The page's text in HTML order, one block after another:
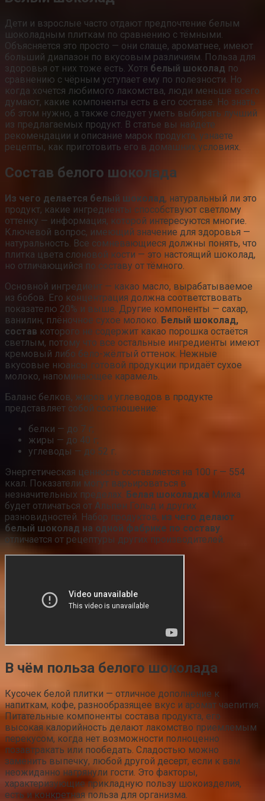
Дети и взрослые часто отдают предпочтение белым
шоколадным плиткам по сравнению с тёмными.
Объясняется это просто — они слаще, ароматнее, имеют
больший диапазон по вкусовым различиям. Польза для
здоровья от них тоже есть. Хотя белый шоколад по
сравнению с чёрным уступает ему по полезности. Но
когда хочется любимого лакомства, люди меньше всего
думают, какие компоненты есть в его составе. Но знать
об этом нужно, а также следует уметь выбирать лучший
из предлагаемых продукт. В статье вы найдёте
рекомендации и описание марок продукта, узнаете
рецепты, как приготовить его в домашних условиях.
Состав белого шоколада
Из чего делается белый шоколад, натуральный ли это
продукт, какие ингредиенты способствуют светлому
оттенку — информация, которой интересуются многие.
Ключевой вопрос, имеющий значение для здоровья —
натуральность. Все сомневающиеся должны понять, что
плитка цвета слоновой кости — это настоящий шоколад,
но отличающийся по составу от тёмного.
Основной ингредиент — какао масло, вырабатываемое
из бобов. Его концентрация должна соответствовать
показателю 20% и выше. Другие компоненты — сахар,
ванилин, плёночное сухое молоко. Белый шоколад,
состав которого не содержит какао порошка остаётся
светлым, потому что все остальные ингредиенты имеют
кремовый либо бело-жёлтый оттенок. Нежные
вкусовые нюансы готовой продукции придаёт сухое
молоко, напоминающее карамель.
Баланс белков, жиров и углеводов в продукте
представляет собой соотношение:
белки — до 7 г;
жиры — до 40 г;
углеводы — до 52 г.
Энергетическая ценность составляется на 100 г — 554
ккал. Показатели могут варьироваться в
незначительных пределах. Белая шоколадка Милка
будет отличаться от Альпен Гольд и других
разновидностей. Набор продуктов, из чего делают
белый шоколад на одной фабрике по составу
отличается от рецептуры других производителей.
В чём польза белого шоколада
Кусочек белой плитки — отличное дополнение к
напиткам, кофе, разнообразящее вкус и аромат чаепития.
Питательные компоненты состава продукта, его
высокая калорийность делают лакомство приемлемым
перекусом, когда нет возможности полноценно
позавтракать или пообедать. Сладостью можно
заменить выпечку, любой другой десерт, если к вам
неожиданно нагрянули гости. Это факторы,
характеризующие прикладную пользу шокоизделия,
есть и конкретная польза для организма.